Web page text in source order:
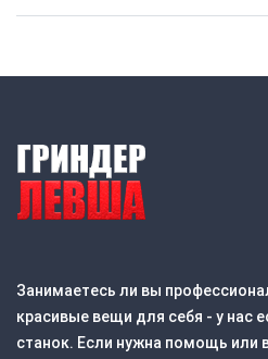
Занимаетесь ли вы
красивые вещи для себя - у нас
станок. Если нужна помощь или